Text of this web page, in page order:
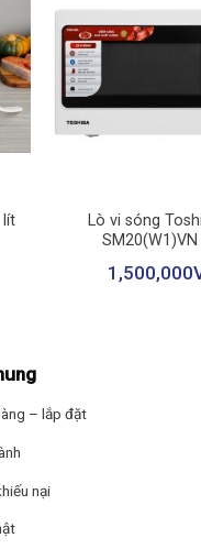
đến các vật dụng như
bẩn ở những góc khuất
lít
Lò vi sóng
1,500,000
– lắp đặt
nại